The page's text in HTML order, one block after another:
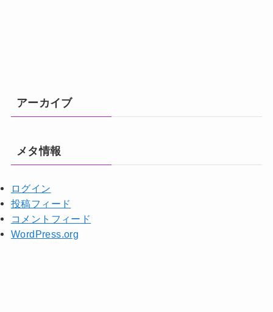
アーカイブ
メタ情報
ログイン
投稿フィード
コメントフィード
WordPress.org